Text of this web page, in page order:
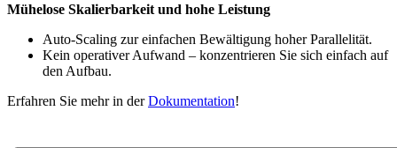
Mühelose Skalierbarkeit und hohe Leistung
Auto-Scaling zur einfachen Bewältigung hoher Parallelität.
Kein operativer Aufwand – konzentrieren Sie sich einfach auf
den Aufbau.
Erfahren Sie mehr in derDokumentation!